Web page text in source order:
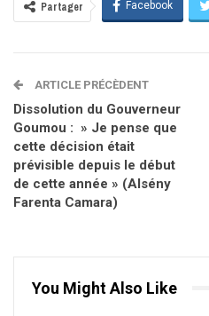
Partager Facebook
ARTICLE PRÉCÈDENT
Dissolution du Gouverneur
Goumou : » Je pense que
cette décision était
prévisible depuis le début
de cette année » (Alsény
Farenta Camara)
You Might Also Like